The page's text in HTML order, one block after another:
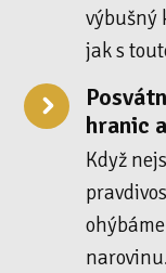
výbušný
jak s
hranic
Když